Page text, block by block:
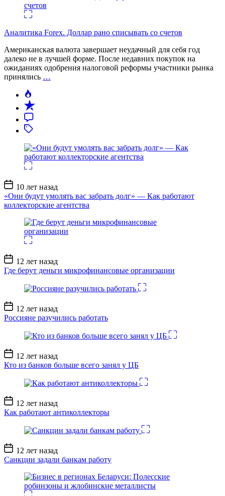
Аналитика Forex. Доллар рано списывать со счетов
Американская валюта завершает неудачный для себя год
далеко не в лучшей форме. После недавних покупок на
ожиданиях одобрения налоговой реформы участники рынка
принялись …
Дата
записи
10 лет назад
«Они будут умолять вас забрать долг» — Как работают
коллекторские агентства
Дата
записи
12 лет назад
Где берут деньги микрофинансовые организации
Дата
записи
12 лет назад
Россияне разучились работать
Дата
записи
12 лет назад
Кто из банков больше всего занял у ЦБ
Дата
записи
12 лет назад
Как работают антиколлекторы
Дата
записи
12 лет назад
Санкции задали банкам работу